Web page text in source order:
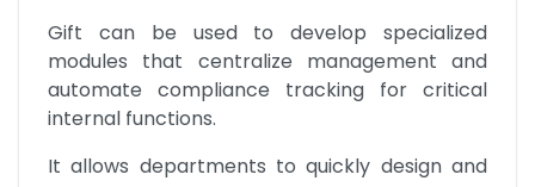
Gift can be used to develop specialized
modules that centralize management and
automate compliance tracking for critical
internal functions.
It allows departments to quickly design and